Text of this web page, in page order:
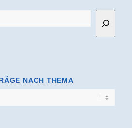
NACH THEMA